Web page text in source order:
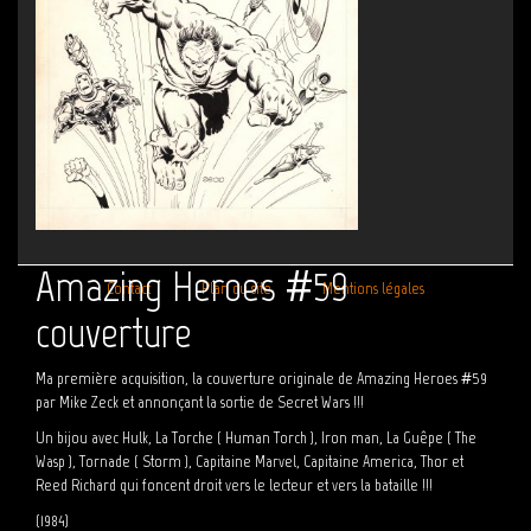
Amazing Heroes #59
couverture
Ma première acquisition, la couverture originale de Amazing Heroes #59
par Mike Zeck et annonçant la sortie de Secret Wars !!!
Un bijou avec Hulk, La Torche ( Human Torch ), Iron man, La Guêpe ( The
Wasp ), Tornade ( Storm ), Capitaine Marvel, Capitaine America, Thor et
Reed Richard qui foncent droit vers le lecteur et vers la bataille !!!
(1984)
Contact Plan du site Mentions légales